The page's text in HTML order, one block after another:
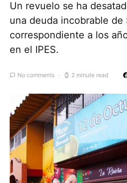
Un revuelo se ha
una deuda incobrable de
correspondiente a los
en el IPES.
No comments 2 minute read